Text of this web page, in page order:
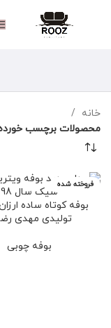
خانه
محصولات برچسب خورده
فروخته شده
بوفه کوتاه ساده
تولیدی مهدی
بوفه چوبی